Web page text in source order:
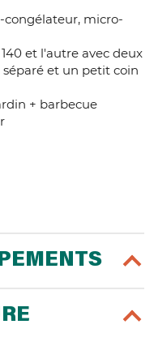
congélateur, micro-
et l'autre avec deux
séparé et un petit coin
+ barbecue